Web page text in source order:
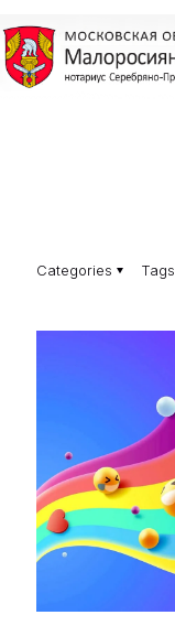
Categories Tags